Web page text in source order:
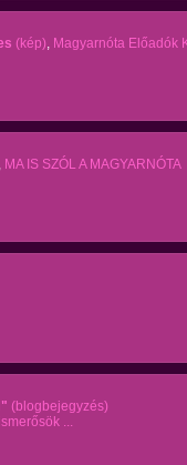
(kép), Magyarnóta Előadók
, MA IS SZÓL A MAGYARNÓTA
(blogbejegyzés)
...